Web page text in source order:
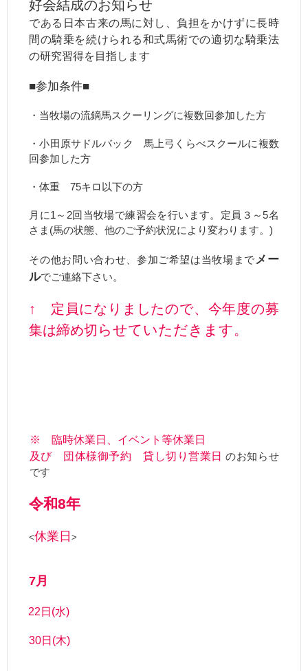
好会結成のお知らせ
である日本古来の馬に対し、負担をかけずに長時
間の騎乗を続けられる和式馬術での適切な騎乗法
の研究習得を目指します
■参加条件■
・当牧場の流鏑馬スクーリングに複数回参加した方
・小田原サドルバック 馬上弓くらべスクールに複数
回参加した方
・体重 75キロ以下の方
月に1～2回当牧場で練習会を行います。定員３～5名
さま(馬の状態、他のご予約状況により変わります。)
その他お問い合わせ、参加ご希望は当牧場までメー
ルでご連絡下さい。
↑ 定員になりましたので、今年度の募
集は締め切 らせていただきます。
※ 臨時休業日、イベント等休業日
及び 団体様御予約 貸し切り営業日 のお知らせ
です
令和8年
<休業日>
7月
22日(水)
30日(木)